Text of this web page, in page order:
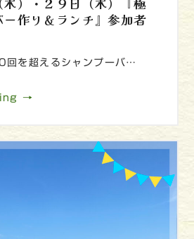
ー作り＆ランチ』参加者
回を超えるシャンプーバ…
→